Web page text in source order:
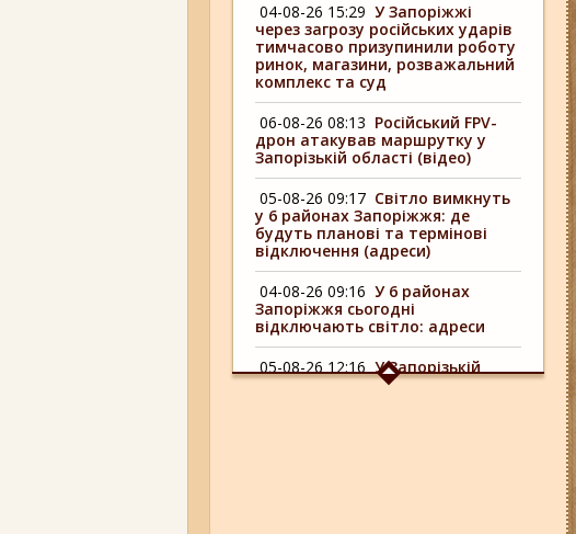
04-08-26 15:29 У Запоріжжі
через загрозу російських ударів
тимчасово призупинили роботу
ринок, магазини, розважальний
комплекс та суд
06-08-26 08:13 Російський FPV-
дрон атакував маршрутку у
Запорізькій області (відео)
05-08-26 09:17 Світло вимкнуть
у 6 районах Запоріжжя: де
будуть планові та термінові
відключення (адреси)
04-08-26 09:16 У 6 районах
Запоріжжя сьогодні
відключають світло: адреси
05-08-26 12:16 У Запорізькій
області ресторан оштрафували